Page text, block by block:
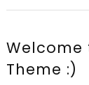
Welcome
Theme :)